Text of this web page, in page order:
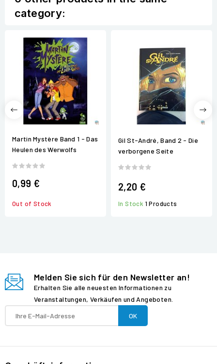
category:
Martin Mystère Band 1 - Das
Heulen des Werwolfs
0,99 €
Out of Stock
Gil St-André, Band 2 - Die
verborgene Seite
2,20 €
In Stock 1 Products
Melden Sie sich für den Newsletter an!
Erhalten Sie alle neuesten Informationen zu
Veranstaltungen, Verkäufen und Angeboten.